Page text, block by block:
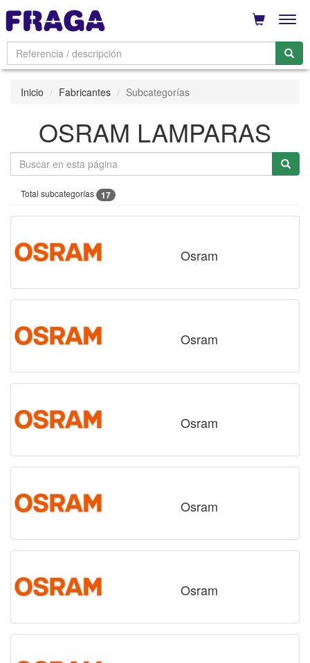
Inicio Fabricantes Subcategorías
OSRAM LAMPARAS
Total subcategorías 17
Osram
Osram
Osram
Osram
Osram